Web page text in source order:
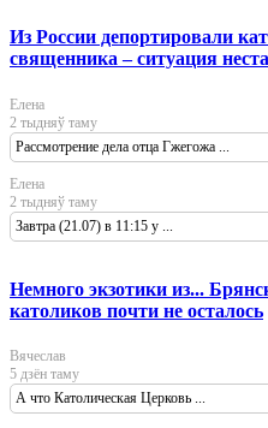
Из России депортировали
священника – ситуация
Елена
2 тыдняў таму
Рассмотрение дела отца Гжегожа ...
Елена
2 тыдняў таму
Завтра (21.07) в 11:15 у ...
Немного экзотики из...
католиков почти не осталось
Вячеслав
5 дзён таму
А что Католическая Церковь ...